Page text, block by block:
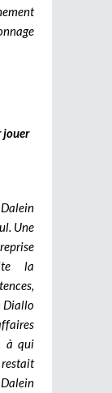
jouer
Une
la
Diallo
à qui
restait